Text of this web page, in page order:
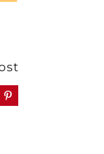
Pinterest